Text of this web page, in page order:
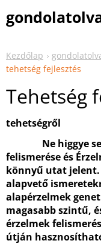
Kezdőlap
tehetség fejlesztés
Tehetség
tehetségről
Ne higgye
felismerése és
könnyű utat jelent.
alapvető
alapérzelmek
magasabb szintű,
érzelmek
útján